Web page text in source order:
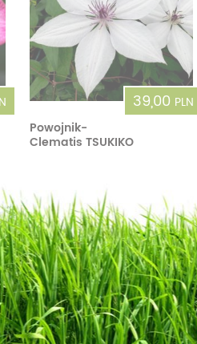
39,00 PLN
Powojnik-
Clematis TSUKIKO